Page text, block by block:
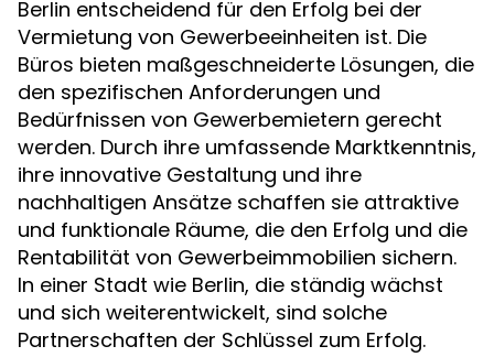
Berlin entscheidend für den Erfolg bei der
Vermietung von Gewerbeeinheiten ist. Die
Büros bieten maßgeschneiderte Lösungen, die
den spezifischen Anforderungen und
Bedürfnissen von Gewerbemietern gerecht
werden. Durch ihre umfassende Marktkenntnis,
ihre innovative Gestaltung und ihre
nachhaltigen Ansätze schaffen sie attraktive
und funktionale Räume, die den Erfolg und die
Rentabilität von Gewerbeimmobilien sichern.
In einer Stadt wie Berlin, die ständig wächst
und sich weiterentwickelt, sind solche
Partnerschaften der Schlüssel zum Erfolg.